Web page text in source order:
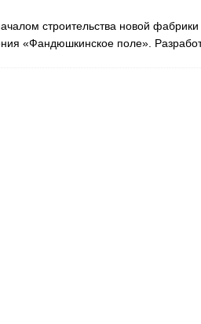
строительства новой
«Фандюшкинское поле».